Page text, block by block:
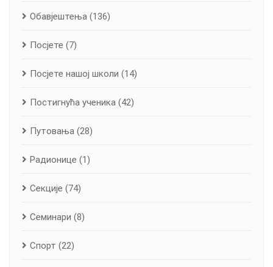
Обавјештења (136)
Посјете (7)
Посјете нашој школи (14)
Постигнућа ученика (42)
Путовања (28)
Радионице (1)
Секције (74)
Семинари (8)
Спорт (22)